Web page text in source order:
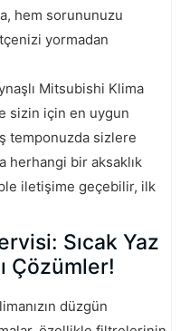
hem sorununuzu
yormadan
Mitsubishi Klima
sizin için en uygun
temponuzda sizlere
herhangi bir aksaklık
iletişime geçebilir, ilk
Sıcak Yaz
Çözümler!
düzgün